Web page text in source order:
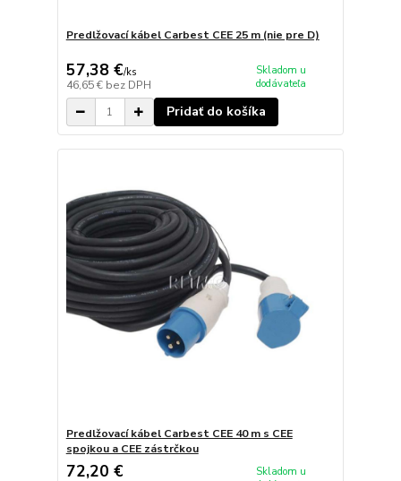
Predlžovací kábel Carbest CEE 25 m (nie pre D)
57,38 €/ks
46,65 € bez DPH
Skladom u
dodávateľa
Pridať do košíka
Predlžovací kábel Carbest CEE 40 m s CEE
spojkou a CEE zástrčkou
72,20 €
Skladom u